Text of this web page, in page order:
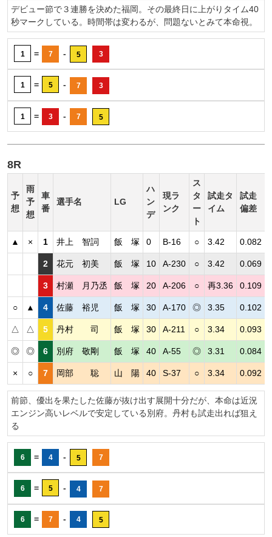
デビュー節で３連勝を決めた福岡。その最終日に上がりタイム40
秒マークしている。時間帯は変わるが、問題ないとみて本命視。
1 = 7 - 5 3
1 = 5 - 7 3
1 = 3 - 7 5
8R
予
想
雨
予
想
車
番
選手名 LG
ハ
ン
デ
現ラ
ンク
ス
タ
ー
ト
試走タ
イム
試走
偏差
▲ × 1 井上 智詞 飯 塚 0 B-16 ○ 3.42 0.082
2 花元 初美 飯 塚 10 A-230 ○ 3.42 0.069
3 村瀬 月乃丞 飯 塚 20 A-206 ○ 再3.36 0.109
○ ▲ 4 佐藤 裕児 飯 塚 30 A-170 ◎ 3.35 0.102
△ △ 5 丹村 司 飯 塚 30 A-211 ○ 3.34 0.093
◎ ◎ 6 別府 敬剛 飯 塚 40 A-55 ◎ 3.31 0.084
× ○ 7 岡部 聡 山 陽 40 S-37 ○ 3.34 0.092
前節、優出を果たした佐藤が抜け出す展開十分だが、本命は近況
エンジン高いレベルで安定している別府。丹村も試走出れば狙え
る
6 = 4 - 5 7
6 = 5 - 4 7
6 = 7 - 4 5